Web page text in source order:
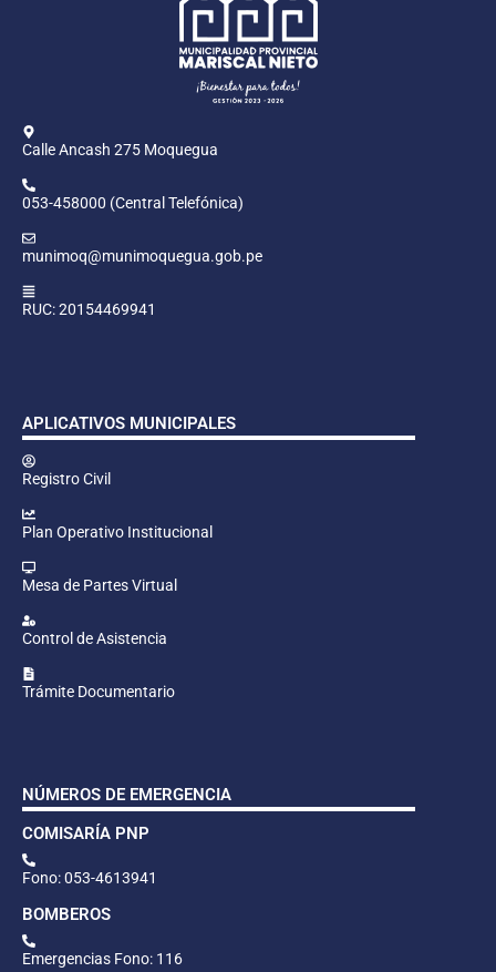
Calle Ancash 275 Moquegua
053-458000 (Central Telefónica)
munimoq@munimoquegua.gob.pe
RUC: 20154469941
APLICATIVOS MUNICIPALES
Registro Civil
Plan Operativo Institucional
Mesa de Partes Virtual
Control de Asistencia
Trámite Documentario
NÚMEROS DE EMERGENCIA
COMISARÍA PNP
Fono: 053-4613941
BOMBEROS
Emergencias Fono: 116